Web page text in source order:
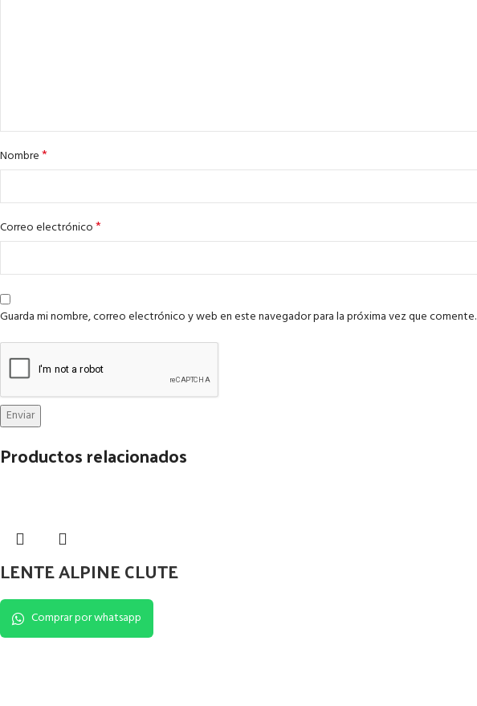
Nombre*
Correo electrónico*
Guarda mi nombre, correo electrónico y web en este navegador para la próxima vez que comente.
Productos relacionados
LENTE ALPINE CLUTE
Comprar por whatsapp